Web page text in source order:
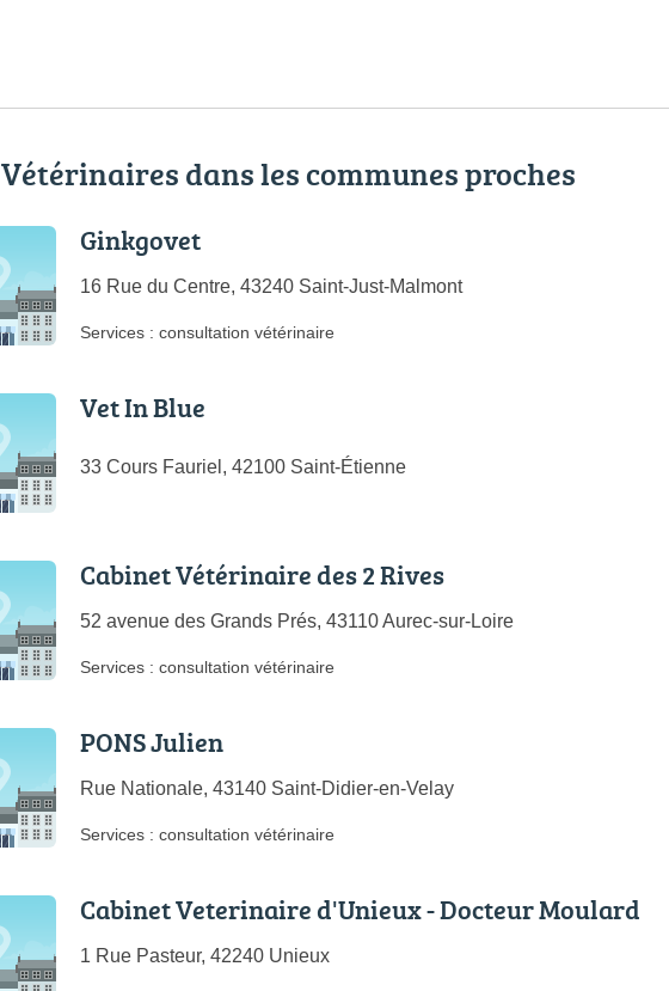
Vétérinaires dans les communes proches
Ginkgovet
16 Rue du Centre, 43240 Saint-Just-Malmont
Services : consultation vétérinaire
Vet In Blue
33 Cours Fauriel, 42100 Saint-Étienne
Cabinet Vétérinaire des 2 Rives
52 avenue des Grands Prés, 43110 Aurec-sur-Loire
Services : consultation vétérinaire
PONS Julien
Rue Nationale, 43140 Saint-Didier-en-Velay
Services : consultation vétérinaire
Cabinet Veterinaire d'Unieux - Docteur Moulard
1 Rue Pasteur, 42240 Unieux